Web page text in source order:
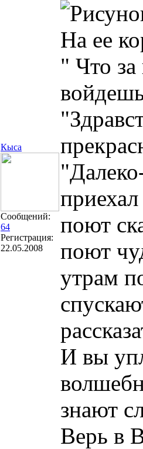
Кыса
Сообщений:
64
Регистрация:
22.05.2008
На ее
" Что за
поют
поют
утрам
И вы
знают
Верь в